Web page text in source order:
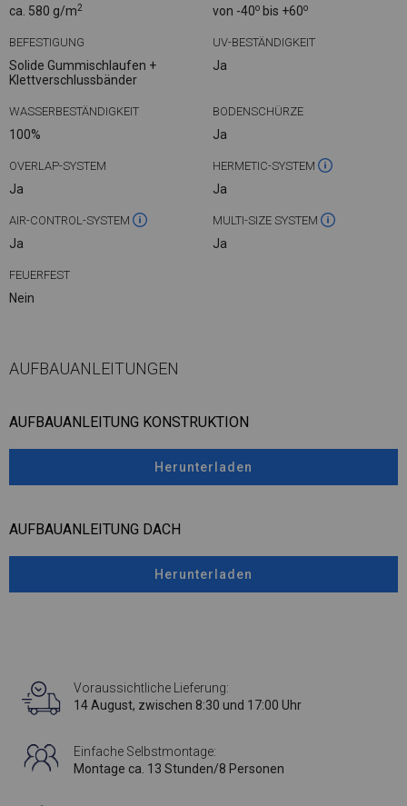
ca. 580 g/m2 von -40o bis +60o
BEFESTIGUNG
Solide Gummischlaufen +
Klettverschlussbänder
UV-BESTÄNDIGKEIT
Ja
WASSERBESTÄNDIGKEIT
100%
BODENSCHÜRZE
Ja
OVERLAP-SYSTEM
Ja
HERMETIC-SYSTEM
Ja
AIR-CONTROL-SYSTEM
Ja
MULTI-SIZE SYSTEM
Ja
FEUERFEST
Nein
AUFBAUANLEITUNGEN
AUFBAUANLEITUNG KONSTRUKTION
Herunterladen
AUFBAUANLEITUNG DACH
Herunterladen
Voraussichtliche Lieferung:
14 August, zwischen 8:30 und 17:00 Uhr
Einfache Selbstmontage:
Montage ca. 13 Stunden/8 Personen